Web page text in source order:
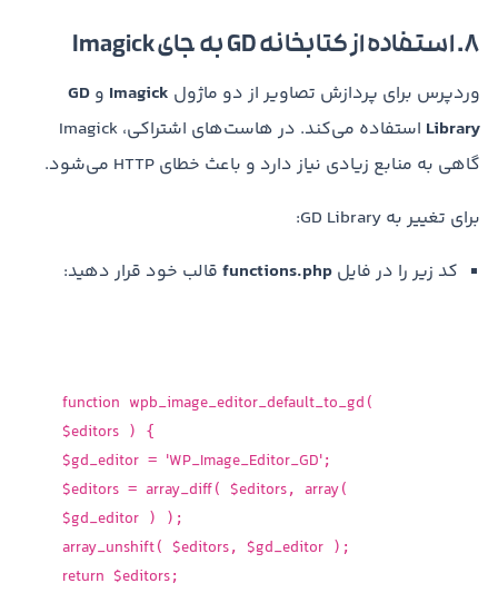
۸. استفاده از کتابخانه GD به جای Imagick
وردپرس برای پردازش تصاویر از دو ماژول Imagick و GD
Library
استفاده می‌کند. در هاست‌های اشتراکی، Imagick
گاهی به منابع زیادی نیاز دارد و باعث خطای HTTP می‌شود.
برای تغییر به GD Library:
کد زیر را در فایل functions.php قالب خود قرار دهید:
function wpb_image_editor_default_to_gd (
$editors ) {
$gd_editor = 'WP_Image_Editor_GD';
$editors = array_diff( $editors, array(
$gd_editor ) );
array_unshift( $editors, $gd_editor );
return $editors;